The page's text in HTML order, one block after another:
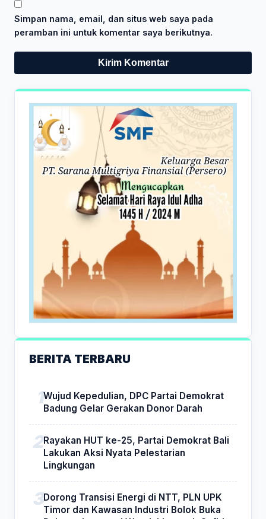
Simpan nama, email, dan situs web saya pada
peramban ini untuk komentar saya berikutnya.
BERITA TERBARU
Wujud Kepedulian, DPC Partai Demokrat
Badung Gelar Gerakan Donor Darah
Rayakan HUT ke-25, Partai Demokrat Bali
Lakukan Aksi Nyata Pelestarian
Lingkungan
Dorong Transisi Energi di NTT, PLN UPK
Timor dan Kawasan Industri Bolok Buka